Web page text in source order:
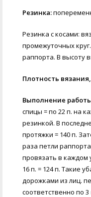
Резинка:
Резинка с косами:
промежуточных
раппорта. В высоту
Плотность
Выполнение
спицы = по 22 п. на
резинкой. В
протяжки = 140 п.
раза петли
провязать в каждом
16 п. = 124 п. Такие
дорожками из лиц.
соответственно по